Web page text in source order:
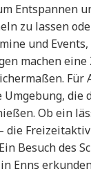
Entspannen
zu lassen
und
machen
Ob ein
die
Besuch des
Enns